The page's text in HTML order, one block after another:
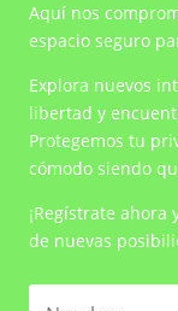
Aquí nos
espacio seguro
Explora nuevos
libertad y
Protegemos tu
cómodo siendo
¡Regístrate
de nuevas